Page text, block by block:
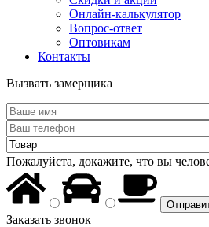
Онлайн-калькулятор
Вопрос-ответ
Оптовикам
Контакты
Вызвать замерщика
Пожалуйста, докажите, что вы
Заказать звонок